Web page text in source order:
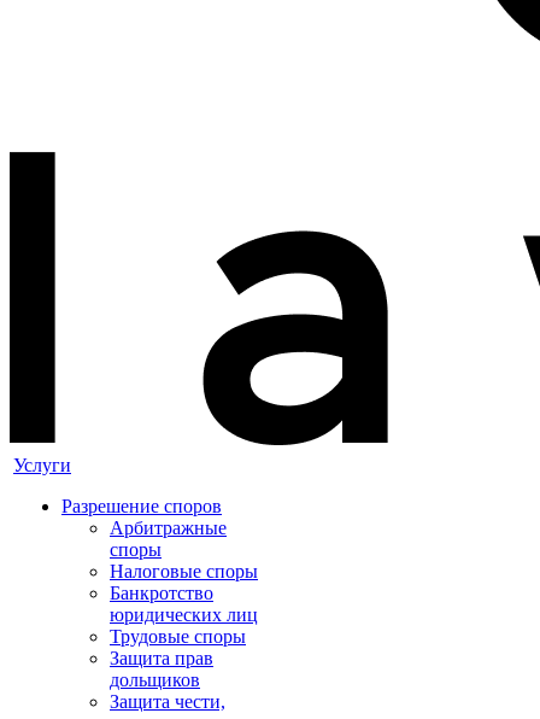
Услуги
Разрешение споров
Арбитражные
споры
Налоговые споры
Банкротство
юридических лиц
Трудовые споры
Защита прав
дольщиков
Защита чести,